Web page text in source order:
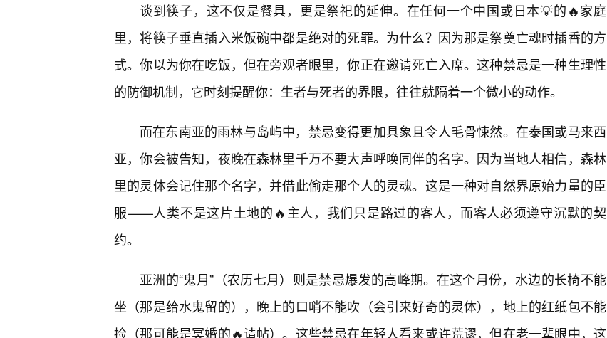
谈到筷子，这不仅是餐具，更是祭祀的延伸。在任何一个中国或日本💡的🔥家庭
里，将筷子垂直插入米饭碗中都是绝对的死罪。为什么？因为那是祭奠亡魂时插香的方
式。你以为你在吃饭，但在旁观者眼里，你正在邀请死亡入席。这种禁忌是一种生理性
的防御机制，它时刻提醒你：生者与死者的界限，往往就隔着一个微小的动作。
而在东南亚的雨林与岛屿中，禁忌变得更加具象且令人毛骨悚然。在泰国或马来西
亚，你会被告知，夜晚在森林里千万不要大声呼唤同伴的名字。因为当地人相信，森林
里的灵体会记住那个名字，并借此偷走那个人的灵魂。这是一种对自然界原始力量的臣
服——人类不是这片土地的🔥主人，我们只是路过的客人，而客人必须遵守沉默的契
约。
亚洲的“鬼月”（农历七月）则是禁忌爆发的高峰期。在这个月份，水边的长椅不能
坐（那是给水鬼留的），晚上的口哨不能吹（会引来好奇的灵体），地上的红纸包不能
捡（那可能是冥婚的🔥请帖）。这些禁忌在年轻人看来或许荒谬，但在老一辈眼中，这